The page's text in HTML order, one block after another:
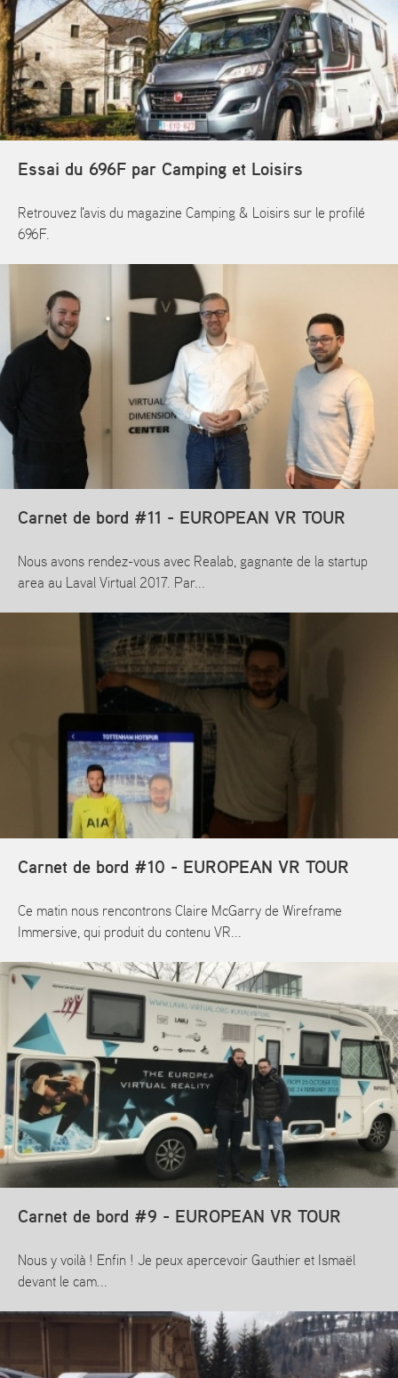
Essai du 696F par Camping et Loisirs
Retrouvez l'avis du magazine Camping & Loisirs sur le profilé
696F.
Carnet de bord #11 - EUROPEAN VR TOUR
Nous avons rendez-vous avec Realab, gagnante de la startup
area au Laval Virtual 2017. Par...
Carnet de bord #10 - EUROPEAN VR TOUR
Ce matin nous rencontrons Claire McGarry de Wireframe
Immersive, qui produit du contenu VR...
En savoir plus
Carnet de bord #9 - EUROPEAN VR TOUR
Nous y voilà ! Enfin ! Je peux apercevoir Gauthier et Ismaël
devant le cam...
En savoir plus